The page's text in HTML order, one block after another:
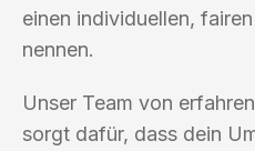
einen individuellen,
nennen.
Unser Team von
sorgt dafür, dass dein